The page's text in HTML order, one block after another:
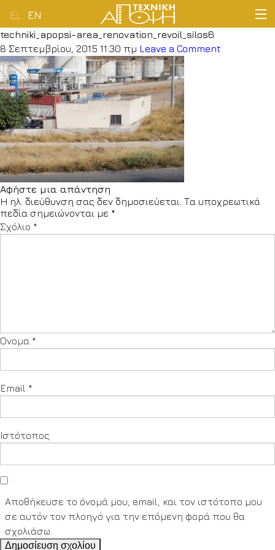
EL EN
ΑΡΧΙΚΗ
ΕΤΑΙΡΕΙΑ
ΔΡΑΣΤΗΡΙΟΤΗΤΕΣ
ΠΕΛΑΤΟΛΟΓΙΟ
ΝΕΑ
ΕΠΙΚΟΙΝΩΝΙΑ
techniki_apopsi-area_renovation_revoil_silos6
8 Σεπτεμβρίου, 2015 11:30 πμ Leave a Comment
Αφήστε μια απάντηση
Η ηλ. διεύθυνση σας δεν δημοσιεύεται. Τα υποχρεωτικά
πεδία σημειώνονται με *
Σχόλιο *
Όνομα *
Email *
Ιστότοπος
Αποθήκευσε το όνομά μου, email, και τον ιστότοπο μου
σε αυτόν τον πλοηγό για την επόμενη φορά που θα
σχολιάσω.